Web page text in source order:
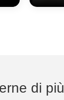
di più